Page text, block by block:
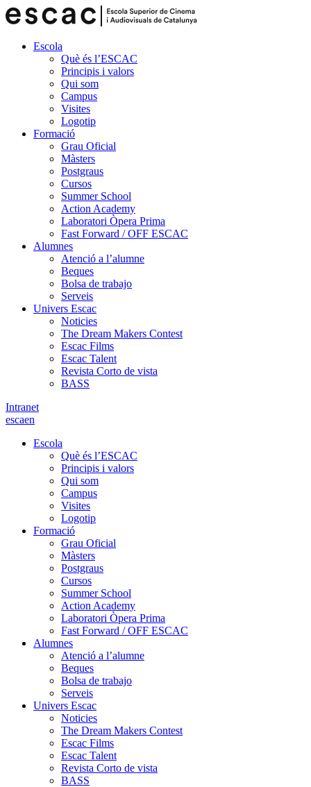
Escola
Què és l’ESCAC
Principis i valors
Qui som
Campus
Visites
Logotip
Formació
Grau Oficial
Màsters
Postgraus
Cursos
Summer School
Action Academy
Laboratori Òpera Prima
Fast Forward / OFF ESCAC
Alumnes
Atenció a l’alumne
Beques
Bolsa de trabajo
Serveis
Univers Escac
Noticies
The Dream Makers Contest
Escac Films
Escac Talent
Revista Corto de vista
BASS
Intranet
escaen
Escola
Què és l’ESCAC
Principis i valors
Qui som
Campus
Visites
Logotip
Formació
Grau Oficial
Màsters
Postgraus
Cursos
Summer School
Action Academy
Laboratori Òpera Prima
Fast Forward / OFF ESCAC
Alumnes
Atenció a l’alumne
Beques
Bolsa de trabajo
Serveis
Univers Escac
Noticies
The Dream Makers Contest
Escac Films
Escac Talent
Revista Corto de vista
BASS